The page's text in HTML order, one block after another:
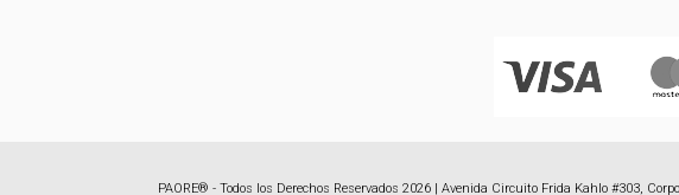
PAORE® - Todos los Derechos Reservados 2026 | Avenida Circuito Frida Kahlo #303,